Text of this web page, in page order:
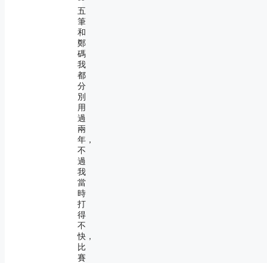
五
筆
和
鄭
碼
我
都
分
別
用
過
兩
年，
不
過
我
當
時
打
得
不
快，
比
賽